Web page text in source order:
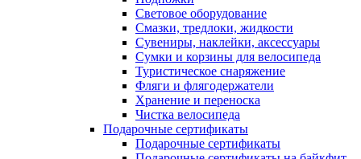
Световое оборудование
Смазки, тредлоки, жидкости
Сувениры, наклейки, аксессуары
Сумки и корзины для велосипеда
Туристическое снаряжение
Фляги и флягодержатели
Хранение и переноска
Чистка велосипеда
Подарочные сертификаты
Подарочные сертификаты